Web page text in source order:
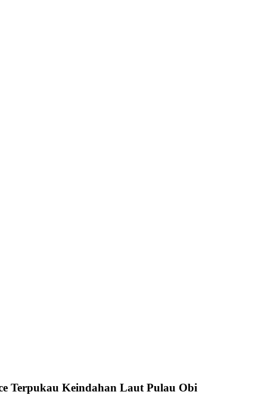
Terpukau Keindahan Laut Pulau Obi